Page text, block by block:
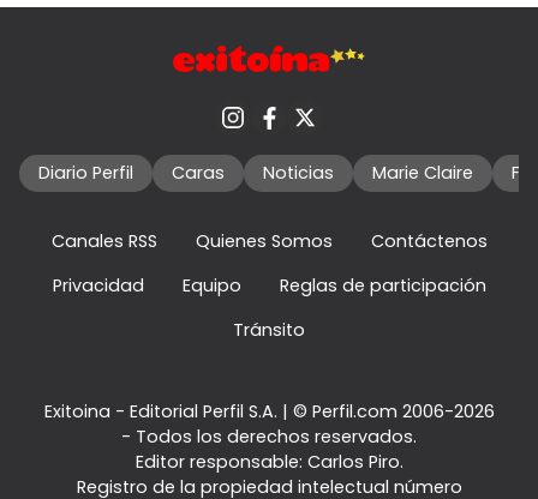
Diario Perfil Caras Noticias Marie Claire
Canales RSS Quienes Somos
Contáctenos
Privacidad
Equipo
Reglas de participación
Tránsito
Exitoina - Editorial Perfil S.A. | © Perfil.com 2006-2026
- Todos los derechos reservados.
Editor responsable: Carlos Piro.
Registro de la propiedad intelectual número